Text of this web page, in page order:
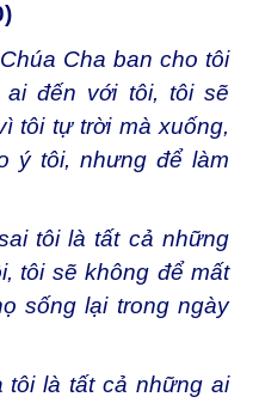
Cha ban cho tôi
đến với tôi, tôi sẽ
tôi tự trời mà xuống,
ý tôi, nhưng để làm
tôi là tất cả những
tôi sẽ không để mất
sống lại trong ngày
tôi là tất cả những ai